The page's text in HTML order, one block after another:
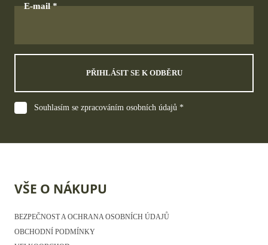
E-mail
PŘIHLÁSIT SE K ODBĚRU
Souhlasím se zpracováním osobních údajů *
VŠE O NÁKUPU
BEZPEČNOST A OCHRANA OSOBNÍCH ÚDAJŮ
OBCHODNÍ PODMÍNKY